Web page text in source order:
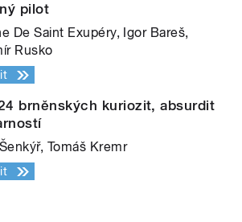
pilot
De Saint Exupéry, Igor Bareš,
Rusko
brněnských kuriozit, absurdit
Tomáš Kremr